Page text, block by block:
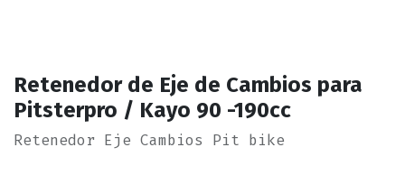
Retenedor de Eje de Cambios para
Pitsterpro / Kayo 90 -190cc
Retenedor Eje Cambios Pit bike